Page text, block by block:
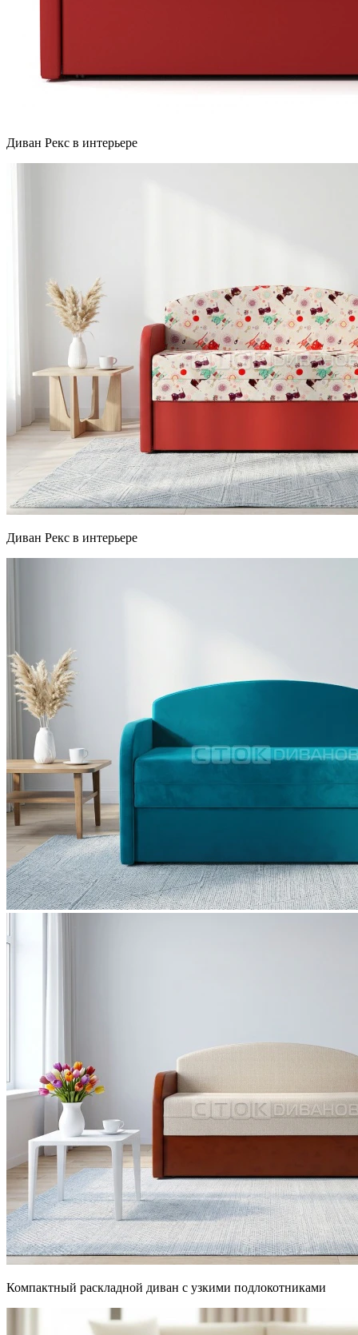
Диван Рекс в интерьере
Диван Рекс в интерьере
Компактный раскладной диван с узкими подлокотниками